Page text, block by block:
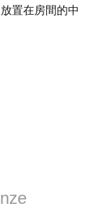
置在房間的中